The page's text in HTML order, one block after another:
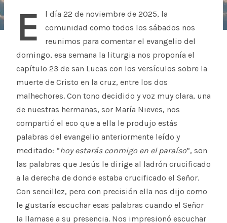
E
l día 22 de noviembre de 2025, la
comunidad como todos los sábados nos
reunimos para comentar el evangelio del
domingo, esa semana la liturgia nos proponía el
capítulo 23 de san Lucas con los versículos sobre la
muerte de Cristo en la cruz, entre los dos
malhechores. Con tono decidido y voz muy clara, una
de nuestras hermanas, sor María Nieves, nos
compartió el eco que a ella le produjo estás
palabras del evangelio anteriormente leído y
meditado: “hoy estarás conmigo en el paraíso”, son
las palabras que Jesús le dirige al ladrón crucificado
a la derecha de donde estaba crucificado el Señor.
Con sencillez, pero con precisión ella nos dijo como
le gustaría escuchar esas palabras cuando el Señor
la llamase a su presencia. Nos impresionó escuchar